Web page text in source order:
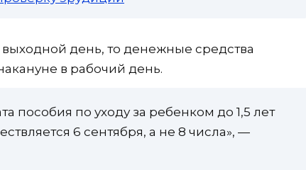
день, то денежные средства
в рабочий день.
пособия по уходу за ребенком до 1,5 лет
6 сентября, а не 8 числа», —